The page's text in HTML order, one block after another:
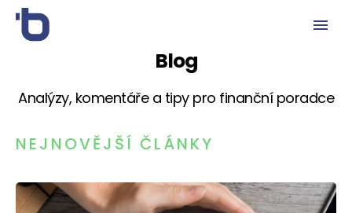
Blog
Analýzy, komentáře a tipy pro finanční poradce
NEJNOVĚJŠÍ ČLÁNKY